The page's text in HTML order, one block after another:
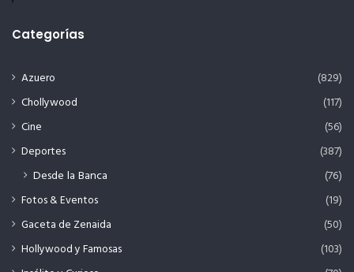
Categorías
Azuero
(829)
Chollywood
(117)
Cine
(56)
Deportes
(387)
Desde la Banca (76)
Fotos & Eventos
(19)
Gaceta de Zenaida
(50)
Hollywood y Famosas
(103)